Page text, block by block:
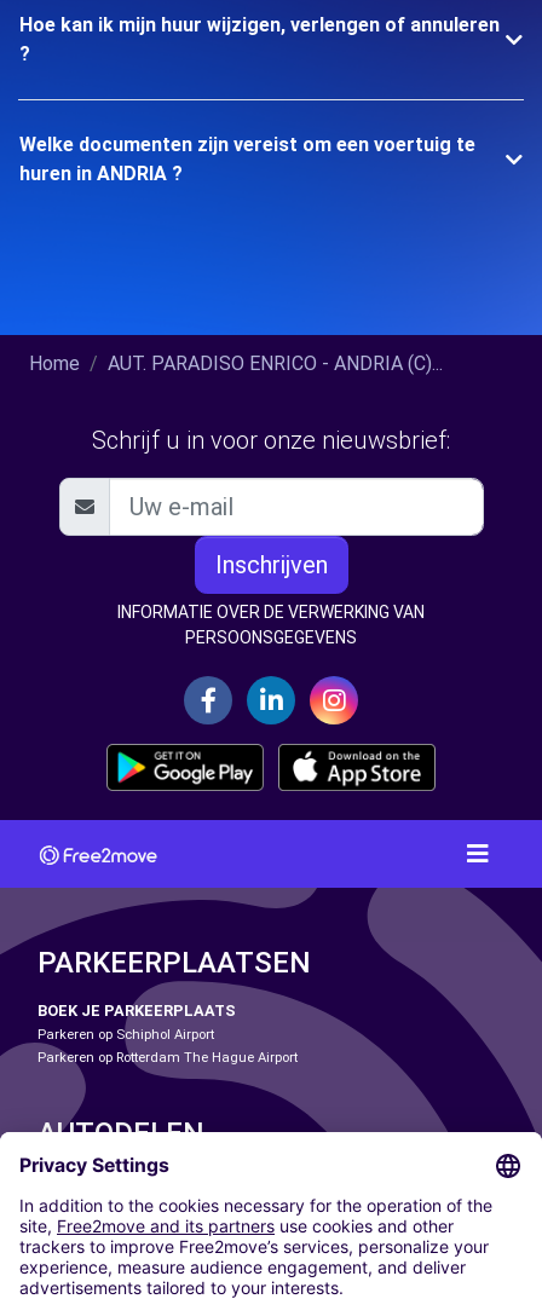
Hoe kan ik mijn huur wijzigen, verlengen of annuleren
?
Welke documenten zijn vereist om een voertuig te
huren in ANDRIA ?
Home AUT. PARADISO ENRICO - ANDRIA (C)...
Schrijf u in voor onze nieuwsbrief:
Inschrijven
INFORMATIE OVER DE VERWERKING VAN
PERSOONSGEGEVENS
PARKEERPLAATSEN
BOEK JE PARKEERPLAATS
Parkeren op Schiphol Airport
Parkeren op Rotterdam The Hague Airport
AUTODELEN
ONZE STEDEN
Paris
Madrid
Washington DC
Milaan